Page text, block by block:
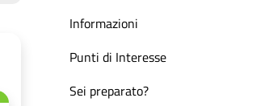
Informazioni
Punti di Interesse
Sei preparato?